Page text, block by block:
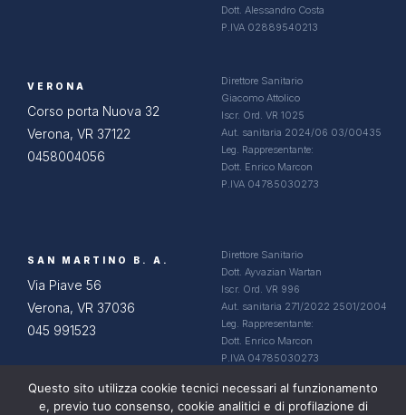
Dott. Alessandro Costa
P.IVA 02889540213
VERONA
Corso porta Nuova 32
Verona, VR 37122
0458004056
Direttore Sanitario
Giacomo Attolico
Iscr. Ord. VR 1025
Aut. sanitaria 2024/06 03/00435
Leg. Rappresentante:
Dott. Enrico Marcon
P.IVA 04785030273
SAN MARTINO B. A.
Via Piave 56
Verona, VR 37036
045 991523
Direttore Sanitario
Dott. Ayvazian Wartan
Iscr. Ord. VR 996
Aut. sanitaria 271/2022 2501/2004
Leg. Rappresentante:
Dott. Enrico Marcon
P.IVA 04785030273
Questo sito utilizza cookie tecnici necessari al funzionamento
e, previo tuo consenso, cookie analitici e di profilazione di